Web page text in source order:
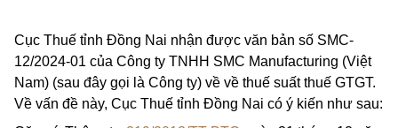
Cục Thuế tỉnh Đồng Nai nhận được văn bản số SMC-
12/2024-01 của Công ty TNHH SMC Manufacturing (Việt
Nam) (sau đây gọi là Công ty) về về thuế suất thuế GTGT.
Về vấn đề này, Cục Thuế tỉnh Đồng Nai có ý kiến như sau: